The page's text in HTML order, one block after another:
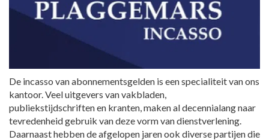
De incasso van abonnementsgelden is een specialiteit van ons
kantoor. Veel uitgevers van vakbladen,
publiekstijdschriften en kranten, maken al decennialang naar
tevredenheid gebruik van deze vorm van dienstverlening.
Daarnaast hebben de afgelopen jaren ook diverse partijen die